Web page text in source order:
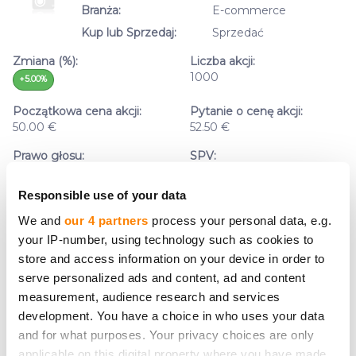
Responsible use of your data
We and our 4 partners process your personal data, e.g.
your IP-number, using technology such as cookies to
store and access information on your device in order to
serve personalized ads and content, ad and content
measurement, audience research and services
development. You have a choice in who uses your data
and for what purposes. Your privacy choices are only
Branża:
E-commerce
Kup lub Sprzedaj:
Sprzedać
Zmiana (%):
+5.00%
Liczba akcji:
1000
Początkowa cena akcji:
50.00 €
Pytanie o cenę akcji:
52.50 €
Prawo głosu:
SPV:
Nazwa firmy:
Simpleros Invest AS
Pożyczki
Kup lub Sprzedaj:
Kupować
Zmiana (%):
Liczba akcji: